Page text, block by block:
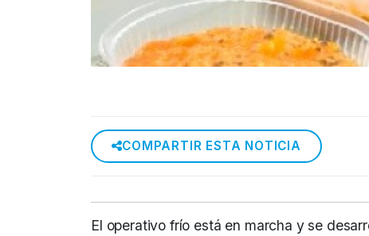
COMPARTIR ESTA NOTICIA
El operativo frío está en marcha y se